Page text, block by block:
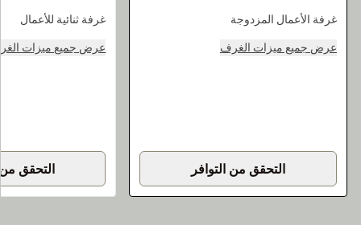
غرفة الأعمال المزدوجة
عرض جميع ميزات الغرف
التحقق من التوافر
غرفة ثنائية للأعمال
عرض جميع ميزات
التحقق من